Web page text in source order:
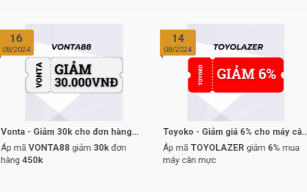
16
08/2024
Vonta - Giảm 30k cho đơn hàng
450k
Áp mãVONTA88 giảm 30k đơn
hàng450k
14
08/2024
Toyoko - Giảm giá 6% cho máy cân
mực
Áp mã TOYOLAZER giảm 6% mua
máy cân mực